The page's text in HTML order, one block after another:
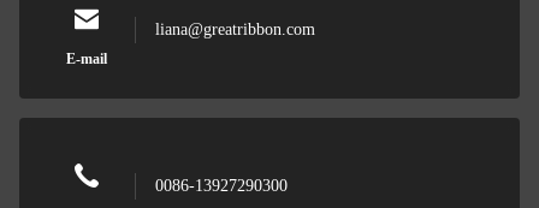
E-mail
liana@greatribbon.com
0086-13927290300